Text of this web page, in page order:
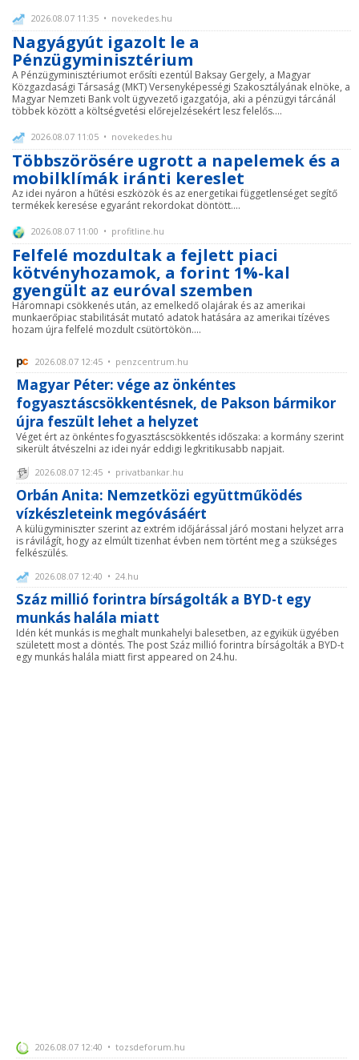
2026.08.07 11:35 • novekedes.hu
Nagyágyút igazolt le a
Pénzügyminisztérium
A Pénzügyminisztériumot erősíti ezentúl Baksay Gergely, a Magyar
Közgazdasági Társaság (MKT) Versenyképességi Szakosztályának elnöke, a
Magyar Nemzeti Bank volt ügyvezető igazgatója, aki a pénzügyi tárcánál
többek között a költségvetési előrejelzésekért lesz felelős....
2026.08.07 11:05 • novekedes.hu
Többszörösére ugrott a napelemek és a
mobilklímák iránti kereslet
Az idei nyáron a hűtési eszközök és az energetikai függetlenséget segítő
termékek keresése egyaránt rekordokat döntött....
2026.08.07 11:00 • profitline.hu
Felfelé mozdultak a fejlett piaci
kötvényhozamok, a forint 1%-kal
gyengült az euróval szemben
Háromnapi csökkenés után, az emelkedő olajárak és az amerikai
munkaerőpiac stabilitását mutató adatok hatására az amerikai tízéves
hozam újra felfelé mozdult csütörtökön....
2026.08.07 12:45 • penzcentrum.hu
Magyar Péter: vége az önkéntes
fogyasztáscsökkentésnek, de Pakson bármikor
újra feszült lehet a helyzet
Véget ért az önkéntes fogyasztáscsökkentés időszaka: a kormány szerint
sikerült átvészelni az idei nyár eddigi legkritikusabb napjait.
2026.08.07 12:45 • privatbankar.hu
Orbán Anita: Nemzetközi együttműködés
vízkészleteink megóvásáért
A külügyminiszter szerint az extrém időjárással járó mostani helyzet arra
is rávilágít, hogy az elmúlt tizenhat évben nem történt meg a szükséges
felkészülés.
2026.08.07 12:40 • 24.hu
Száz millió forintra bírságolták a BYD-t egy
munkás halála miatt
Idén két munkás is meghalt munkahelyi balesetben, az egyikük ügyében
született most a döntés. The post Száz millió forintra bírságolták a BYD-t
egy munkás halála miatt first appeared on 24.hu.
2026.08.07 12:40 • tozsdeforum.hu